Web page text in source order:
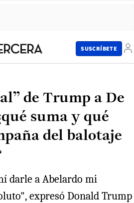
SUSCRÍBETE
de Trump a De
suma y qué
del balotaje
darle a Abelardo mi
expresó Donald Trump